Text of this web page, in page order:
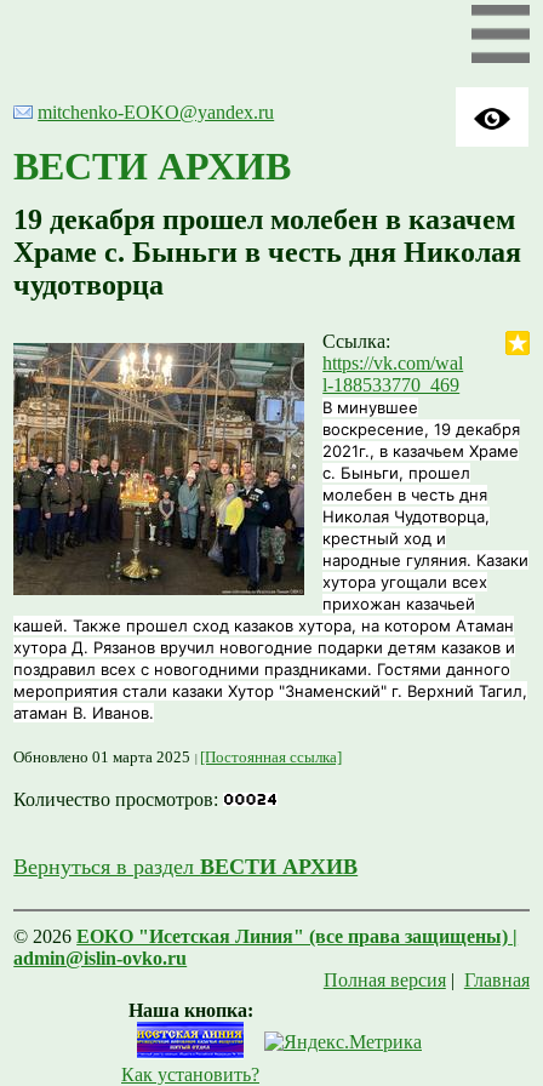
mitchenko-EOKO@yandex.ru
ВЕСТИ АРХИВ
19 декабря прошел молебен в казачем
Храме с. Быньги в честь дня Николая
чудотворца
Ссылка:
https://vk.com/wal
l-188533770_469
В минувшее
воскресение, 19 декабря
2021г., в казачьем Храме
с. Быньги, прошел
молебен в честь дня
Николая Чудотворца,
крестный ход и
народные гуляния. Казаки
хутора угощали всех
прихожан казачьей
кашей. Также прошел сход казаков хутора, на котором Атаман
хутора Д. Рязанов вручил новогодние подарки детям казаков и
поздравил всех с новогодними праздниками. Гостями данного
мероприятия стали казаки Хутор "Знаменский" г. Верхний Тагил,
атаман В. Иванов.
Обновлено 01 марта 2025 [Постоянная ссылка]
Количество просмотров:
Вернуться в разделВЕСТИ АРХИВ
© 2026ЕОКО "Исетская Линия" (все права защищены) |
admin@islin-ovko.ru
Полная версия| Главная
Наша кнопка:
Как установить?